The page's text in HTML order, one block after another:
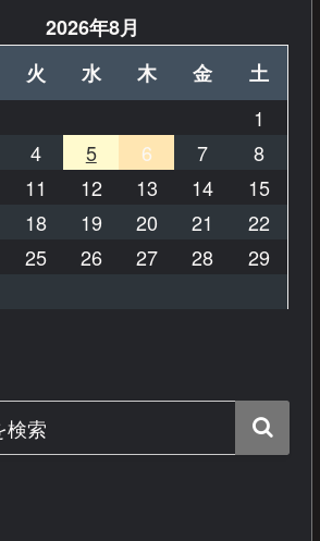
2026年8月
火 水 木 金
土
1
4 5 6 7
8
11 12 13 14
15
18 19 20 21
22
25 26 27 28
29